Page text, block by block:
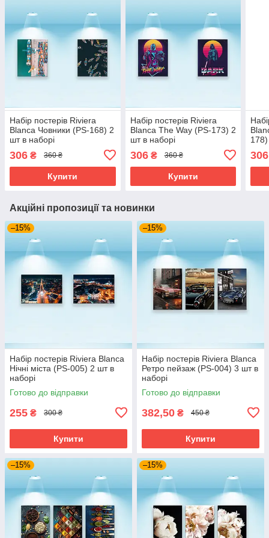
Набір постерів Riviera
Blanca Човники (PS-168) 2
шт в наборі
306 ₴ 360 ₴
Купити
Набір постерів Riviera
Blanca The Way (PS-173) 2
шт в наборі
306₴ 360 ₴
Купити
306
Акційні пропозиції та новинки
–15%
Набір постерів Riviera Blanca
Нічні міста (PS-005) 2 шт в
наборі
Готово до відправки
255 ₴ 300 ₴
Купити
–15%
Набір постерів Riviera Blanca
Ретро пейзаж (PS-004) 3 шт в
наборі
Готово до відправки
382,50 ₴ 450 ₴
Купити
–15% –15%